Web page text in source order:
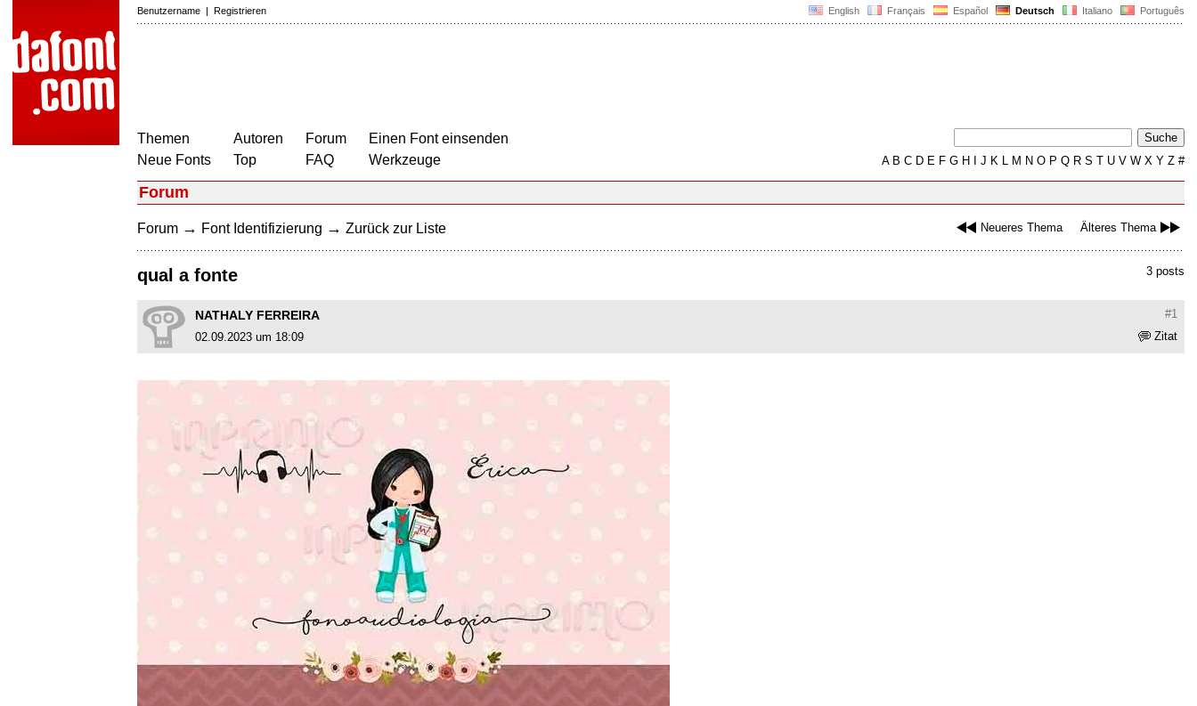
English Français Español Deutsch Italiano Português
Benutzername | Registrieren
Themen
Neue Fonts
Autoren
Top
Forum
FAQ
Einen Font einsenden
Werkzeuge
AB C D E F G H J K L M N O P Q R S T U V W X Y Z #
Forum
Neueres Thema Älteres Thema
Forum → Font Identifizierung → Zurück zur Liste
3 posts
qual a fonte
#1
NATHALY FERREIRA
Zitat
02.09.2023 um 18:09